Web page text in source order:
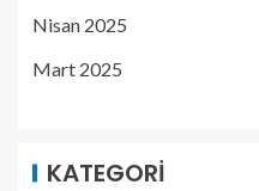
Nisan 2025
Mart 2025
KATEGORI